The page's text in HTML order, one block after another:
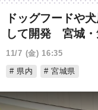
ドッグフードや
して開発 宮城・
11/7 (金) 16:35
県内
宮城県